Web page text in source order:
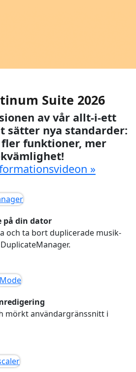
Suite 2026
av vår allt-i-ett
sätter nya standarder:
funktioner, mer
»
på din dator
och ta bort duplicerade musik-
mörkt användargränssnitt i